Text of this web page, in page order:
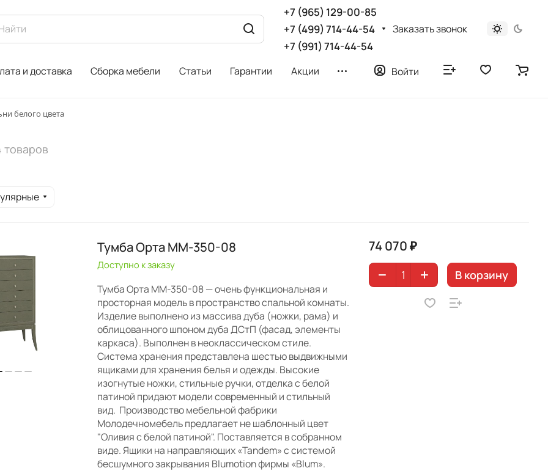
+7 (965) 129-00-85
+7 (499) 714-44-54
+7 (991) 714-44-54
Заказать звонок
и доставка Сборка мебели Статьи Гарантии Акции Войти
белого цвета
товаров
Тумба Орта ММ-350-08
Доступно к заказу
Тумба Орта ММ-350-08 — очень функциональная и
просторная модель в пространство спальной комнаты.
Изделие выполнено из массива дуба (ножки, рама) и
облицованного шпоном дуба ДСтП (фасад, элементы
каркаса). Выполнен в неоклассическом стиле.
Система хранения представлена шестью выдвижными
ящиками для хранения белья и одежды. Высокие
изогнутые ножки, стильные ручки, отделка с белой
патиной придают модели современный и стильный
вид. Производство мебельной фабрики
Молодечномебель предлагает не шаблонный цвет
"Оливия с белой патиной". Поставляется в собранном
виде. Ящики на направляющих «Tandem» с системой
бесшумного закрывания Blumotion фирмы «Blum».
74 070 ₽
В корзину